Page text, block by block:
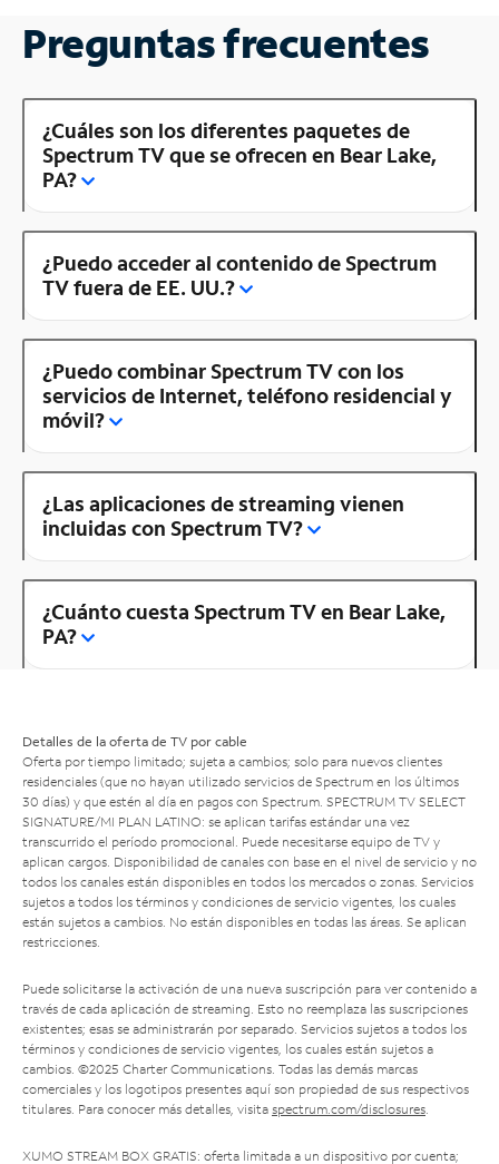
Preguntas frecuentes
¿Cuáles son los diferentes paquetes de
Spectrum TV que se ofrecen en Bear Lake,
PA?
¿Puedo acceder al contenido de Spectrum
TV fuera de EE. UU.?
¿Puedo combinar Spectrum TV con los
servicios de Internet, teléfono residencial y
móvil?
¿Las aplicaciones de streaming vienen
incluidas con Spectrum TV?
¿Cuánto cuesta Spectrum TV en Bear Lake,
PA?
Detalles de la oferta de TV por cable
Oferta por tiempo limitado; sujeta a cambios; solo para nuevos clientes
residenciales (que no hayan utilizado servicios de Spectrum en los últimos
30 días) y que estén al día en pagos con Spectrum. SPECTRUM TV SELECT
SIGNATURE/MI PLAN LATINO: se aplican tarifas estándar una vez
transcurrido el período promocional. Puede necesitarse equipo de TV y
aplican cargos. Disponibilidad de canales con base en el nivel de servicio y no
todos los canales están disponibles en todos los mercados o zonas. Servicios
sujetos a todos los términos y condiciones de servicio vigentes, los cuales
están sujetos a cambios. No están disponibles en todas las áreas. Se aplican
restricciones.
Puede solicitarse la activación de una nueva suscripción para ver contenido a
través de cada aplicación de streaming. Esto no reemplaza las suscripciones
existentes; esas se administrarán por separado. Servicios sujetos a todos los
términos y condiciones de servicio vigentes, los cuales están sujetos a
cambios. ©2025 Charter Communications. Todas las demás marcas
comerciales y los logotipos presentes aquí son propiedad de sus respectivos
titulares. Para conocer más detalles, visita spectrum.com/disclosures.
XUMO STREAM BOX GRATIS: oferta limitada a un dispositivo por cuenta;